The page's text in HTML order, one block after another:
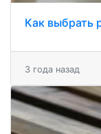
Как выбрать
3 года назад